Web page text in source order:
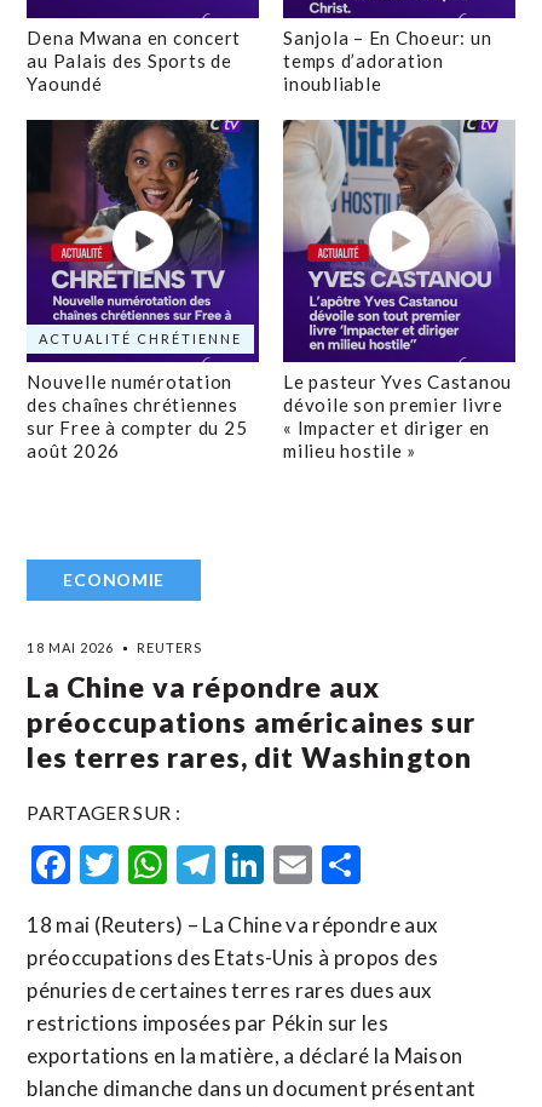
Dena Mwana en concert
au Palais des Sports de
Yaoundé
Sanjola – En Choeur: un
temps d’adoration
inoubliable
ACTUALITÉ CHRÉTIENNE
Nouvelle numérotation
des chaînes chrétiennes
sur Free à compter du 25
août 2026
Le pasteur Yves Castanou
dévoile son premier livre
« Impacter et diriger en
milieu hostile »
ECONOMIE
18 MAI 2026 REUTERS
La Chine va répondre aux
préoccupations américaines sur
les terres rares, dit Washington
PARTAGER SUR :
Facebook
Twitter
WhatsApp
Telegram
LinkedIn
Email
18 mai (Reuters) – La Chine va répondre aux
préoccupations des Etats-Unis à propos des
pénuries de certaines terres rares dues aux
restrictions imposées par Pékin sur les
exportations en la matière, a déclaré la Maison
blanche dimanche dans un document présentant